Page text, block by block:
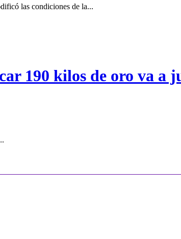
las condiciones de la...
190 kilos de oro va a